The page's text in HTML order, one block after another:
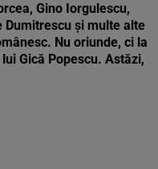
Gino Iorgulescu,
Dumitrescu și multe alte
Nu oriunde, ci la
Gică Popescu. Astăzi,